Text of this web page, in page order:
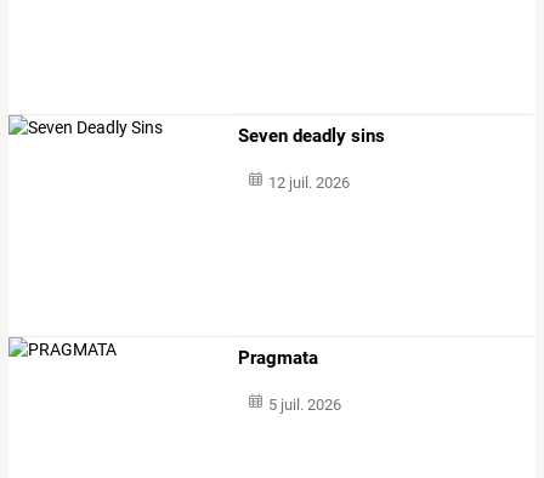
Seven deadly sins
12 juil. 2026
Pragmata
5 juil. 2026